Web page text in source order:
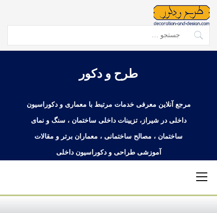
Skip
content
جستجو
برای:
طرح و دکور
مرجع آنلاین معرفی خدمات مرتبط با معماری و دکوراسیون
داخلی در شیراز، تزیینات داخلی ساختمان ، سنگ و نمای
ساختمان ، مصالح ساختمانی ، معماران برتر و مقالات
آموزشی طراحی و دکوراسیون داخلی